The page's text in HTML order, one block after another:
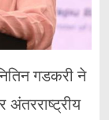
गडकरी ने
अंतरराष्ट्रीय